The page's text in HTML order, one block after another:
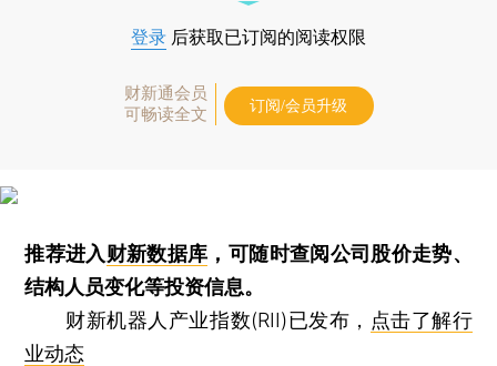
登录 后获取已订阅的阅读权限
财新通会员
可畅读全文
订阅/会员升级
推荐进入财新数据库 ，可随时查阅公司股价走势、
结构人员变化等投资信息。
财新机器人产业指数(RII)已发布， 点击了解行
业动态